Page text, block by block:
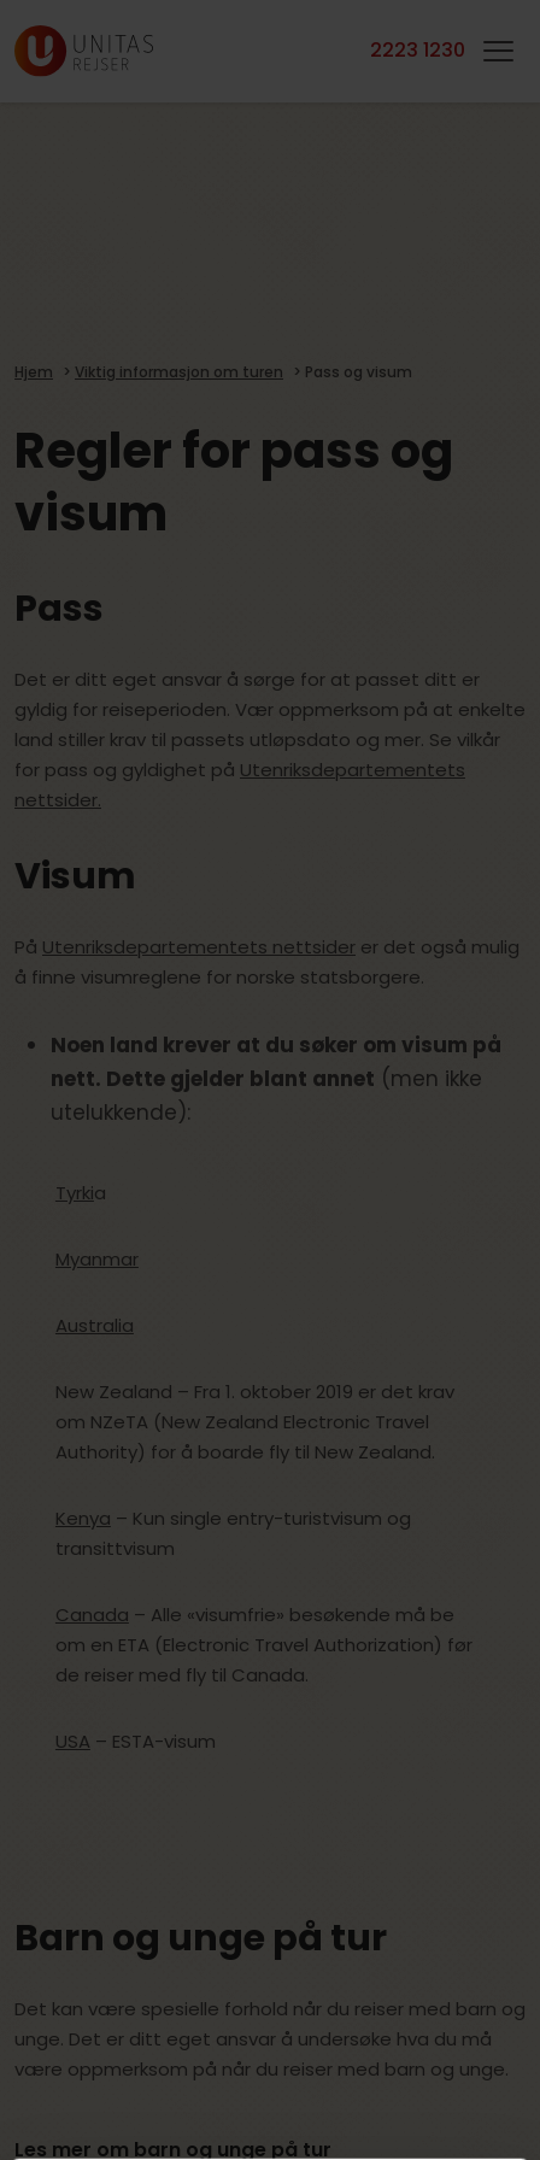
2223 1230
Hjem > Viktig informasjon om turen > Pass og visum
Regler for pass og
visum
Pass
Det er ditt eget ansvar å sørge for at passet ditt er
gyldig for reiseperioden. Vær oppmerksom på at enkelte
land stiller krav til passets utløpsdato og mer. Se vilkår
for pass og gyldighet på Utenriksdepartementets
nettsider.
Visum
På Utenriksdepartementets nettsider er det også mulig
å finne visumreglene for norske statsborgere.
Noen land krever at du søker om visum på
nett. Dette gjelder blant annet (men ikke
utelukkende):
Tyrkia
Myanmar
Australia
New Zealand – Fra 1. oktober 2019 er det krav
om NZeTA (New Zealand Electronic Travel
Authority) for å boarde fly til New Zealand.
Kenya – Kun single entry-turistvisum og
transittvisum
Canada – Alle «visumfrie» besøkende må be
om en ETA (Electronic Travel Authorization) før
de reiser med fly til Canada.
USA – ESTA-visum
Barn og unge på tur
Det kan være spesielle forhold når du reiser med barn og
unge. Det er ditt eget ansvar å undersøke hva du må
være oppmerksom på når du reiser med barn og unge.
Les mer om barn og unge på tur